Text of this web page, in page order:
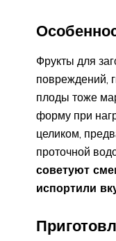
Фрукты для
повреждений,
плоды тоже
форму при
целиком,
проточной
советуют
испортили